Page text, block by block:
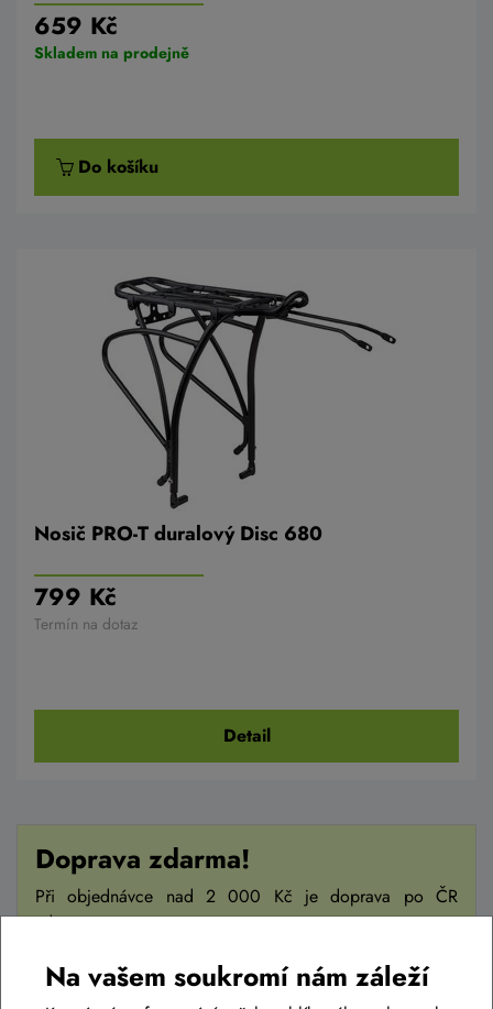
659 Kč
Skladem na prodejně
Do košíku
Nosič PRO-T duralový Disc 680
799 Kč
Termín na dotaz
Detail
Doprava zdarma!
Při objednávce nad 2 000 Kč je doprava po ČR
zdarma.
Na vašem soukromí nám záleží